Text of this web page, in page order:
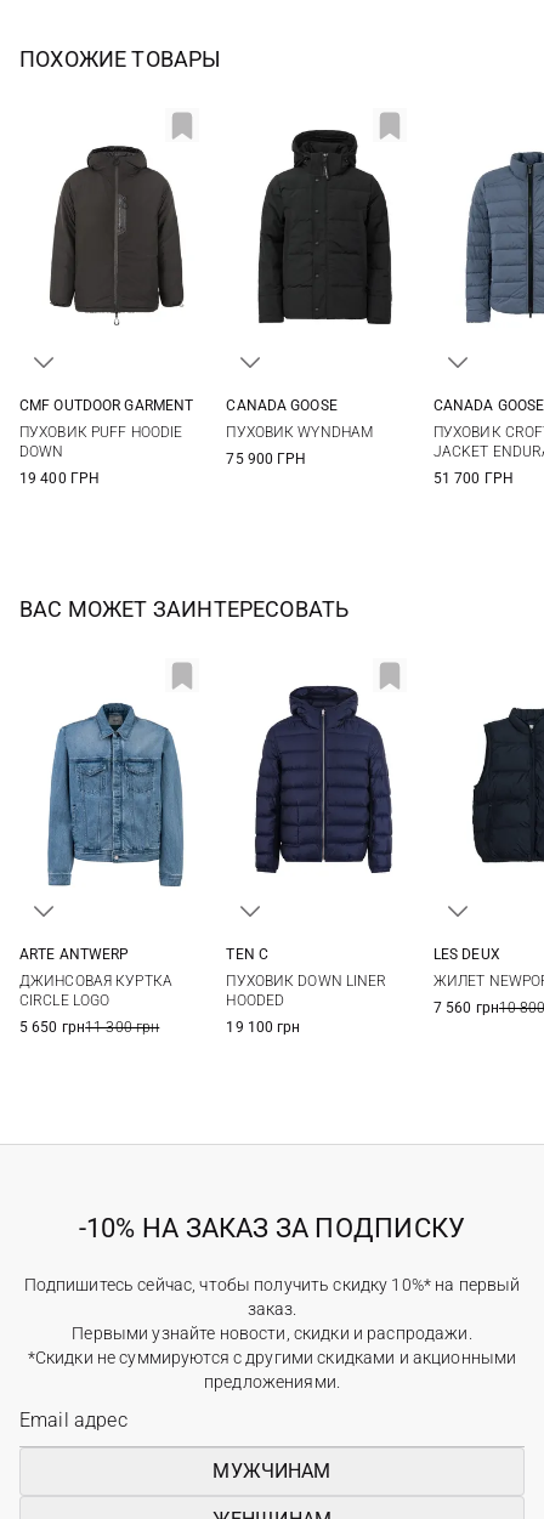
ПОХОЖИЕ ТОВАРЫ
CMF OUTDOOR GARMENT
ПУХОВИК PUFF HOODIE
DOWN
19 400 ГРН
CANADA GOOSE
ПУХОВИК WYNDHAM
75 900 ГРН
CANADA GOOSE
ПУХОВИК
JACKET
51 700 ГРН
ВАС МОЖЕТ ЗАИНТЕРЕСОВАТЬ
ARTE ANTWERP
ДЖИНСОВАЯ КУРТКА
CIRCLE LOGO
5 650 грн11 300 грн
TEN C
ПУХОВИК DOWN LINER
HOODED
19 100 грн
LES DEUX
ЖИЛЕТ
7 560 грн10
-10% НА ЗАКАЗ ЗА ПОДПИСКУ
Подпишитесь сейчас, чтобы получить скидку 10%* на первый
заказ.
Первыми узнайте новости, скидки и распродажи.
*Скидки не суммируются с другими скидками и акционными
предложениями.
МУЖЧИНАМ